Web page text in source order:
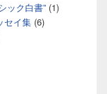
ック白書” (1)
セイ集 (6)